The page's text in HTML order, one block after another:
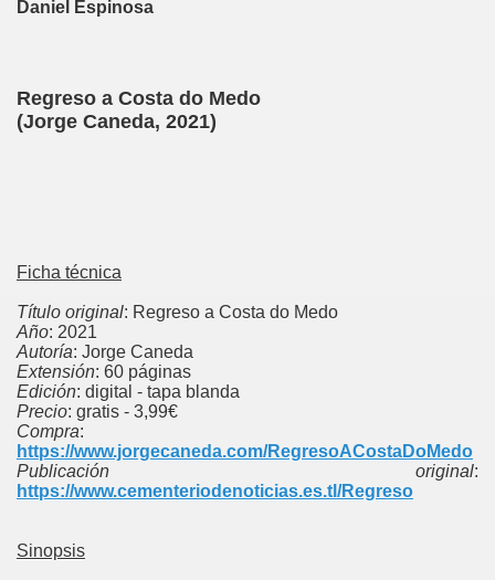
Daniel Espinosa
Regreso a Costa do Medo
(Jorge Caneda, 2021)
Ficha técnica
Título original: Regreso a Costa do Medo
Año: 2021
Autoría: Jorge Caneda
Extensión: 60 páginas
Edición: digital - tapa blanda
Precio: gratis - 3,99€
Compra:
https://www.jorgecaneda.com/RegresoACostaDoMedo
Publicación original:
https://www.cementeriodenoticias.es.tl/Regreso
Sinopsis